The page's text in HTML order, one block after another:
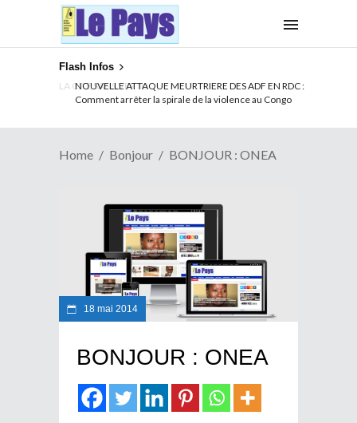
Flash Infos
LA CITE SANS VERTU
Home Bonjour BONJOUR : ONEA
18 mai 2014
BONJOUR : ONEA